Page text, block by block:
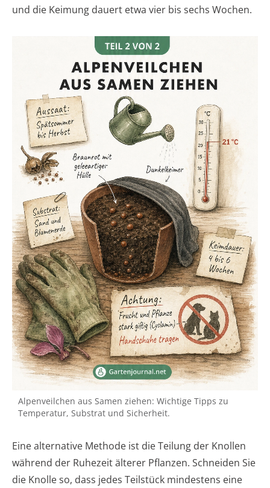
und die Keimung dauert etwa vier bis sechs Wochen.
Alpenveilchen aus Samen ziehen: Wichtige Tipps zu
Temperatur, Substrat und Sicherheit.
Eine alternative Methode ist die Teilung der Knollen
während der Ruhezeit älterer Pflanzen. Schneiden Sie
die Knolle so, dass jedes Teilstück mindestens eine